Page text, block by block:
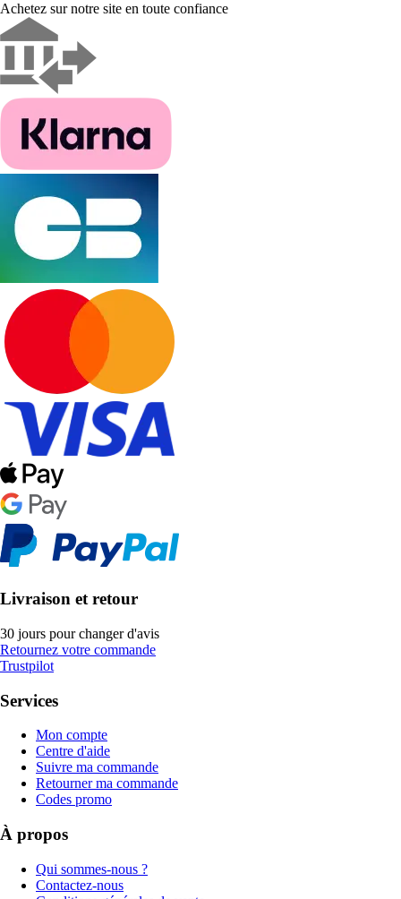
Achetez sur notre site en toute confiance
Livraison et retour
30 jours pour changer d'avis
Retournez votre commande
Trustpilot
Services
Mon compte
Centre d'aide
Suivre ma commande
Retourner ma commande
Codes promo
À propos
Qui sommes-nous ?
Contactez-nous